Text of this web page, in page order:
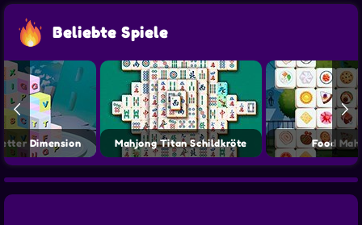
Beliebte Spiele
Dimension Mahjong Titan Schildkröte Food